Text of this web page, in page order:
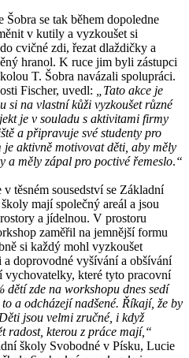
se tak během dopoledne
v kutily a vyzkoušet si
cvičné zdi, řezat dlaždičky a
hranol. K ruce jim byli zástupci
T. Šobra navázali spolupráci.
Fischer, uvedl:
Tato akce je
si na vlastní kůži vyzkoušet různé
je v souladu s aktivitami firmy
a připravuje své studenty pro
aktivně motivovat děti, aby měly
a měly zápal pro poctivé řemeslo.“
těsném sousedství se Základní
mají společný areál a jsou
a jídelnou. V prostoru
zaměřil na jemnější formu
si každý mohl vyzkoušet
doprovodné vyšívání a obšívání
vychovatelky, které tyto pracovní
dětí zde na workshopu dnes sedí
a odcházejí nadšené. Říkají, že by
jsou velmi zručné, i když
radost, kterou z práce mají, “
školy Svobodné v Písku, Lucie